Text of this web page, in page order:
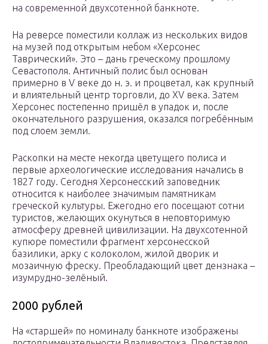
на современной двухсотенной банкноте.
На реверсе поместили коллаж из нескольких видов
на музей под открытым небом «Херсонес
Таврический». Это – дань греческому прошлому
Севастополя. Античный полис был основан
примерно в V веке до н. э. и процветал, как крупный
и влиятельный центр торговли, до XV века. Затем
Херсонес постепенно пришёл в упадок и, после
окончательного разрушения, оказался погребённым
под слоем земли.
Раскопки на месте некогда цветущего полиса и
первые археологические исследования начались в
1827 году. Сегодня Херсонесский заповедник
относится к наиболее значимым памятникам
греческой культуры. Ежегодно его посещают сотни
туристов, желающих окунуться в неповторимую
атмосферу древней цивилизации. На двухсотенной
купюре поместили фрагмент херсонесской
базилики, арку с колоколом, жилой дворик и
мозаичную фреску. Преобладающий цвет дензнака –
изумрудно-зелёный.
2000 рублей
На «старшей» по номиналу банкноте изображены